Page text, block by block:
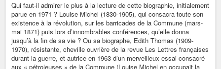
Qui faut-il admirer le plus à la lecture de cette biographie, initialement
parue en 1971 ? Louise Michel (1830-1905), qui consacra toute son
existence à la révolution, sur les barricades de la Commune (mars-
mai 1871) puis lors d’innombrables conférences, qu’elle donna
jusqu’à la fin de sa vie ? Ou sa biographe, Edith Thomas (1909-
1970), résistante, cheville ouvrière de la revue Les Lettres françaises
durant la guerre, et autrice en 1963 d’un merveilleux essai consacré
aux « pétroleuses » de la Commune (Louise Michel en occupait la